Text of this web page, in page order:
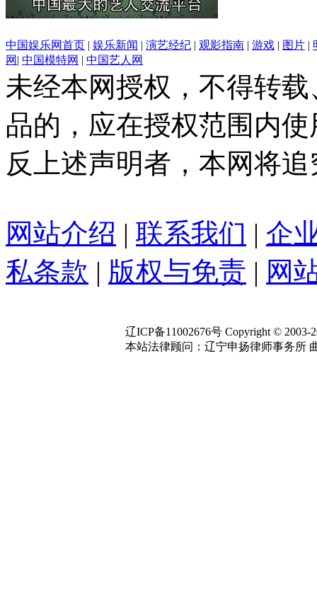
中国娱乐网首页 | 娱乐新闻 | 演艺经纪 | 观影指南 | 游戏 | 图片 |
网 | 中国模特网 | 中国艺人网
未经本网授权，不得转
品的，应在授权范围内
反上述声明者，本网将
网站介绍 | 联系我们 | 企
私条款 | 版权与免责 | 网
辽ICP备11002676号 Copyright © 2003-
本站法律顾问：辽宁申扬律师事务所